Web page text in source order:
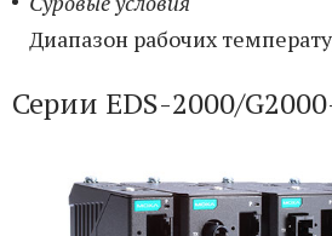
Диапазон рабочих
Серии EDS-2000/